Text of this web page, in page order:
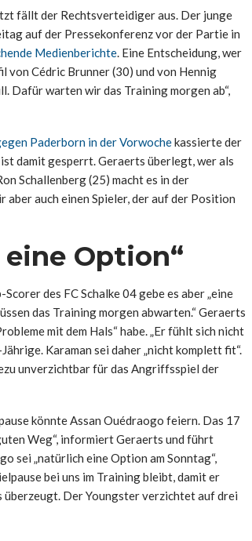
fällt der Rechtsverteidiger aus. Der junge
auf der Pressekonferenz vor der Partie in
Medienberichte. Eine Entscheidung, wer
von Cédric Brunner (30) und von Hennig
Dafür warten wir das Training morgen ab“,
Paderborn in der Vorwochekassierte der
damit gesperrt. Geraerts überlegt, wer als
Schallenberg (25) macht es in der
auch einen Spieler, der auf der Position
Option“
des FC Schalke 04 gebe es aber „eine
das Training morgen abwarten.“ Geraerts
mit dem Hals“ habe. „Er fühlt sich nicht
Karaman sei daher „nicht komplett fit“.
unverzichtbar für das Angriffsspiel der
könnte Assan Ouédraogo feiern. Das 17
Weg“, informiert Geraerts und führt
sei „natürlich eine Option am Sonntag“,
bei uns im Training bleibt, damit er
überzeugt. Der Youngster verzichtet auf drei